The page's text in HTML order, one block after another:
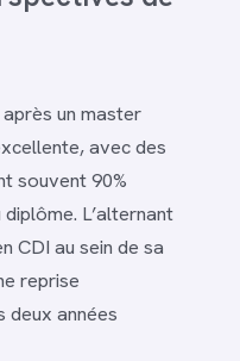
un master
avec des
souvent 90%
L’alternant
CDI au sein de sa
reprise
deux années